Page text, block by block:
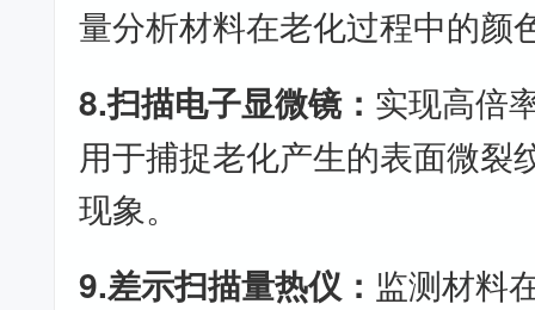
量分析材料在老化过程中的颜
8.扫描电子显微镜： 实现高倍
用于捕捉老化产生的表面微裂
现象。
9.差示扫描量热仪： 监测材料